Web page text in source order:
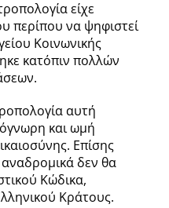
είχε
περίπου να ψηφιστεί
Κοινωνικής
κατόπιν πολλών
αυτή
και ωμή
Επίσης
αναδρομικά δεν θα
Κώδικα,
Κράτους.